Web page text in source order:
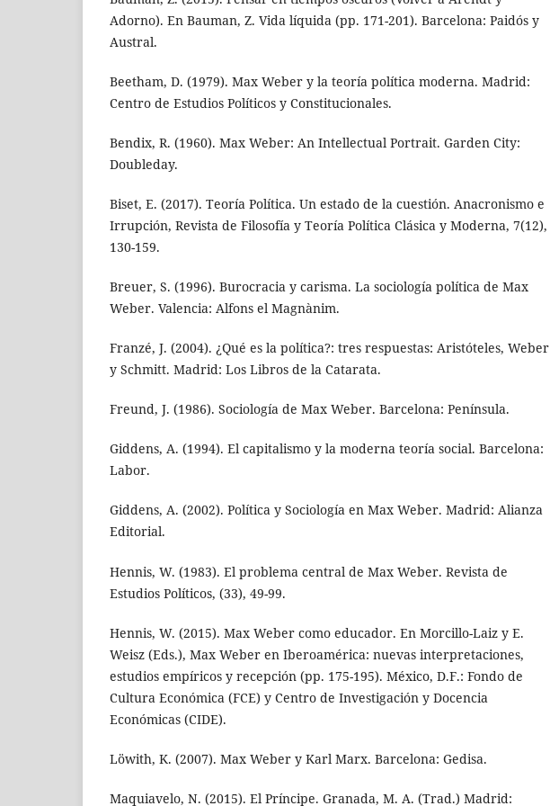
Adorno). En Bauman, Z. Vida líquida (pp. 171-201). Barcelona: Paidós y
Austral.
Beetham, D. (1979). Max Weber y la teoría política moderna. Madrid:
Centro de Estudios Políticos y Constitucionales.
Bendix, R. (1960). Max Weber: An Intellectual Portrait. Garden City:
Doubleday.
Biset, E. (2017). Teoría Política. Un estado de la cuestión. Anacronismo e
Irrupción, Revista de Filosofía y Teoría Política Clásica y Moderna, 7(12),
130-159.
Breuer, S. (1996). Burocracia y carisma. La sociología política de Max
Weber. Valencia: Alfons el Magnànim.
Franzé, J. (2004). ¿Qué es la política?: tres respuestas: Aristóteles, Weber
y Schmitt. Madrid: Los Libros de la Catarata.
Freund, J. (1986). Sociología de Max Weber. Barcelona: Península.
Giddens, A. (1994). El capitalismo y la moderna teoría social. Barcelona:
Labor.
Giddens, A. (2002). Política y Sociología en Max Weber. Madrid: Alianza
Editorial.
Hennis, W. (1983). El problema central de Max Weber. Revista de
Estudios Políticos, (33), 49-99.
Hennis, W. (2015). Max Weber como educador. En Morcillo-Laiz y E.
Weisz (Eds.), Max Weber en Iberoamérica: nuevas interpretaciones,
estudios empíricos y recepción (pp. 175-195). México, D.F.: Fondo de
Cultura Económica (FCE) y Centro de Investigación y Docencia
Económicas (CIDE).
Löwith, K. (2007). Max Weber y Karl Marx. Barcelona: Gedisa.
Maquiavelo, N. (2015). El Príncipe. Granada, M. A. (Trad.) Madrid: